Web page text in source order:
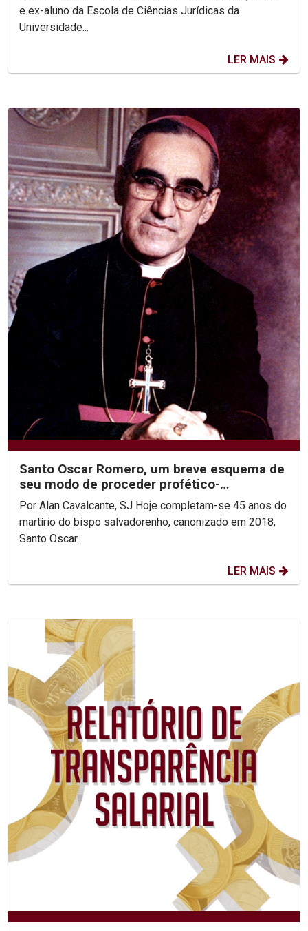
e ex-aluno da Escola de Ciências Jurídicas da
Universidade...
LER MAIS
Santo Oscar Romero, um breve esquema de
seu modo de proceder profético-
reconciliador.
Por Alan Cavalcante, SJ Hoje completam-se 45 anos do
martírio do bispo salvadorenho, canonizado em 2018,
Santo Oscar...
LER MAIS